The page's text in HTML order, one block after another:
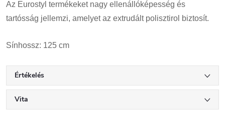
Az Eurostyl termékeket nagy ellenállóképesség és
tartósság jellemzi, amelyet az extrudált polisztirol biztosít.
Sínhossz: 125 cm
Értékelés
Vita